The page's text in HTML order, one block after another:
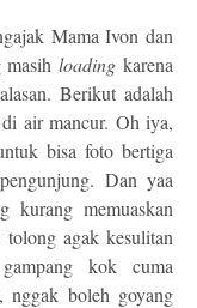
Mama Ivon dan
masihloading karena
Berikut adalah
di air mancur. Oh iya,
bisa foto bertiga
Dan yaa
kurang memuaskan
agak kesulitan
gampang kok cuma
nggak boleh goyang